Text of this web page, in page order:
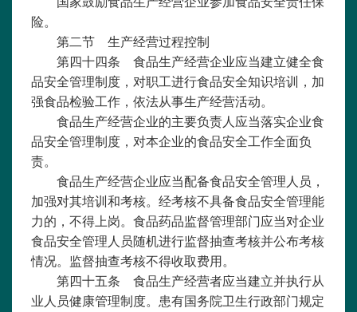
险。
第二节 生产经营过程控制
第四十四条 食品生产经营企业应当建立健全食
品安全管理制度，对职工进行食品安全知识培训，加
强食品检验工作，依法从事生产经营活动。
食品生产经营企业的主要负责人应当落实企业食
品安全管理制度，对本企业的食品安全工作全面负
责。
食品生产经营企业应当配备食品安全管理人员，
加强对其培训和考核。经考核不具备食品安全管理能
力的，不得上岗。食品药品监督管理部门应当对企业
食品安全管理人员随机进行监督抽查考核并公布考核
情况。监督抽查考核不得收取费用。
第四十五条 食品生产经营者应当建立并执行从
业人员健康管理制度。患有国务院卫生行政部门规定